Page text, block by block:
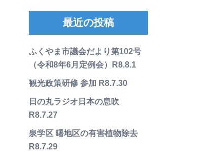
最近の投稿
ふくやま市議会だより第102号
（令和8年6月定例会）R8.8.1
観光政策研修 参加 R8.7.30
日の丸ラジオ日本の息吹
R8.7.27
泉学区 曙地区の有害植物除去
R8.7.29